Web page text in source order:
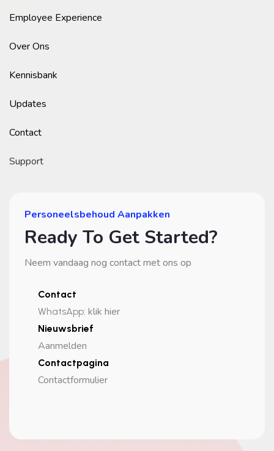
Employee Experience
Over Ons
Kennisbank
Updates
Contact
Support
Personeelsbehoud Aanpakken
Ready To Get Started?
Neem vandaag nog contact met ons op
Contact
WhatsApp: klik hier
Nieuwsbrief
Aanmelden
Contactpagina
Contactformulier